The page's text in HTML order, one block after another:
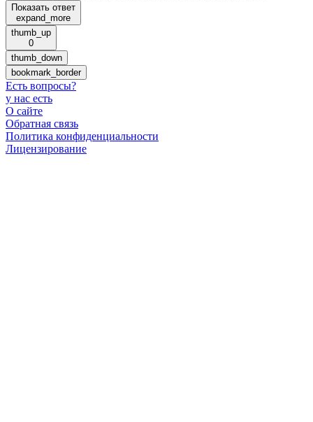
Показать ответ
expand_more
thumb_up
0
thumb_down
bookmark_border
Есть вопросы?
у нас есть
О сайте
Обратная связь
Политика конфиденциальности
Лицензирование